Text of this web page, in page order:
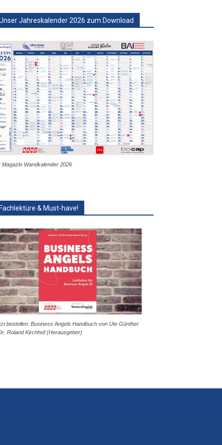
Jahreskalender 2026 zum Download
Magazin Wandkalender 2026
& Must-have!
bestellen: Business Angels Handbuch von Ute Günther
Roland Kirchhof (Herausgeber)